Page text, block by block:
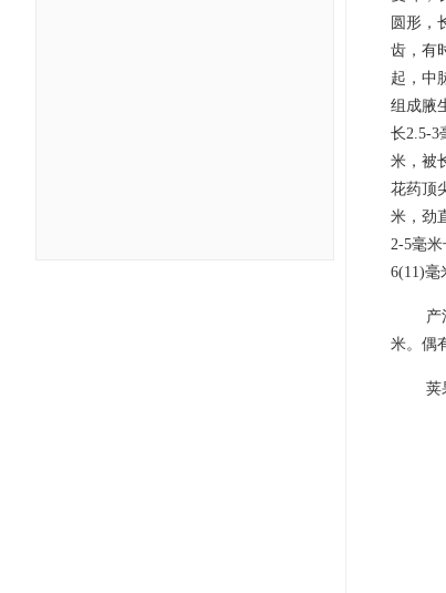
圆形，
齿，有
起，中
组成腋
长2.5-3
米，被
花药顶
米，劲
2-5毫
6(11)毫
产
米。偶
荚